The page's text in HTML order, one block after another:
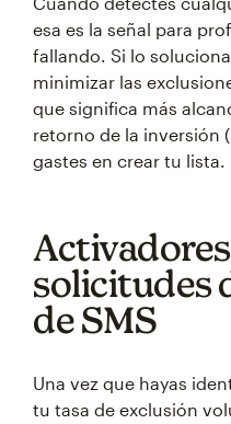
esa es la señal para
fallando. Si lo
minimizar las
que significa más
retorno de la inversión
gastes en crear tu lista.
solicitudes
de SMS
Una vez que hayas
tu tasa de exclusión